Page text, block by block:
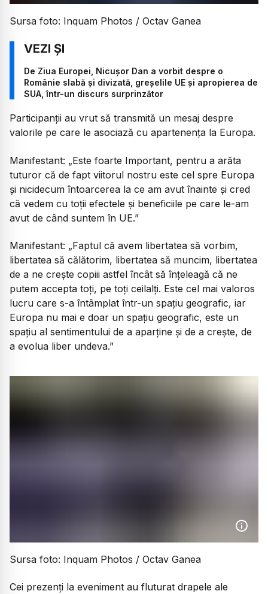
Sursa foto: Inquam Photos / Octav Ganea
De Ziua Europei, Nicușor Dan a vorbit despre o
Românie slabă și divizată, greșelile UE și apropierea de
SUA, într-un discurs surprinzător
Participanții au vrut să transmită un mesaj despre
valorile pe care le asociază cu apartenența la Europa.
Manifestant: „Este foarte Important, pentru a arăta
tuturor că de fapt viitorul nostru este cel spre Europa
și nicidecum întoarcerea la ce am avut înainte și cred
că vedem cu toții efectele și beneficiile pe care le-am
avut de când suntem în UE.”
Manifestant: „Faptul că avem libertatea să vorbim,
libertatea să călătorim, libertatea să muncim, libertatea
de a ne crește copiii astfel încât să înțeleagă că ne
putem accepta toți, pe toți ceilalți. Este cel mai valoros
lucru care s-a întâmplat într-un spațiu geografic, iar
Europa nu mai e doar un spațiu geografic, este un
spațiu al sentimentului de a aparține și de a crește, de
a evolua liber undeva.”
Sursa foto: Inquam Photos / Octav Ganea
Cei prezenți la eveniment au fluturat drapele ale